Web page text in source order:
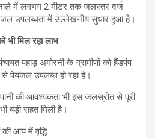
में लगभग 2 मीटर तक जलस्तर दर्ज
जल उपलब्धता में उल्लेखनीय सुधार हुआ है।
मिल रहा लाभ
पहाड़ अमोरनी के ग्रामीणों को हैंडपंप
पेयजल उपलब्ध हो रहा है।
की आवश्यकता भी इस जलस्रोत से पूरी
बड़ी राहत मिली है।